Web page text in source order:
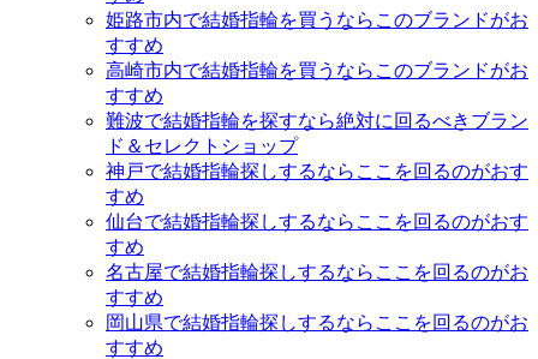
姫路市内で結婚指輪を買うならこのブランドがお
すすめ
高崎市内で結婚指輪を買うならこのブランドがお
すすめ
難波で結婚指輪を探すなら絶対に回るべきブラン
ド＆セレクトショップ
神戸で結婚指輪探しするならここを回るのがおす
すめ
仙台で結婚指輪探しするならここを回るのがおす
すめ
名古屋で結婚指輪探しするならここを回るのがお
すすめ
岡山県で結婚指輪探しするならここを回るのがお
すすめ